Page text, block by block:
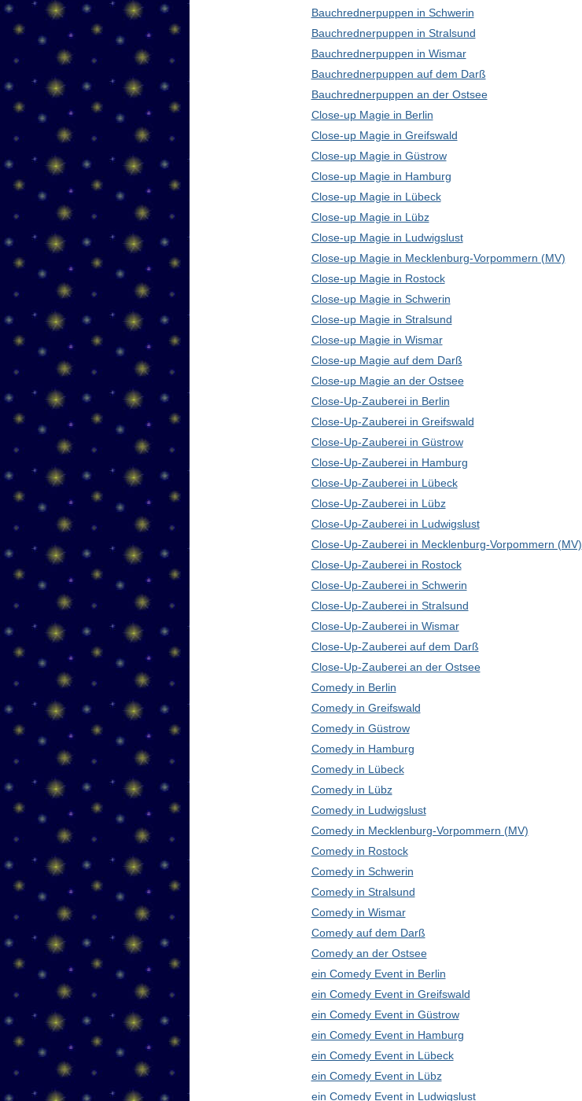
Bauchrednerpuppen in Schwerin
Bauchrednerpuppen in Stralsund
Bauchrednerpuppen in Wismar
Bauchrednerpuppen auf dem Darß
Bauchrednerpuppen an der Ostsee
Close-up Magie in Berlin
Close-up Magie in Greifswald
Close-up Magie in Güstrow
Close-up Magie in Hamburg
Close-up Magie in Lübeck
Close-up Magie in Lübz
Close-up Magie in Ludwigslust
Close-up Magie in Mecklenburg-Vorpommern (MV)
Close-up Magie in Rostock
Close-up Magie in Schwerin
Close-up Magie in Stralsund
Close-up Magie in Wismar
Close-up Magie auf dem Darß
Close-up Magie an der Ostsee
Close-Up-Zauberei in Berlin
Close-Up-Zauberei in Greifswald
Close-Up-Zauberei in Güstrow
Close-Up-Zauberei in Hamburg
Close-Up-Zauberei in Lübeck
Close-Up-Zauberei in Lübz
Close-Up-Zauberei in Ludwigslust
Close-Up-Zauberei in Mecklenburg-Vorpommern (MV)
Close-Up-Zauberei in Rostock
Close-Up-Zauberei in Schwerin
Close-Up-Zauberei in Stralsund
Close-Up-Zauberei in Wismar
Close-Up-Zauberei auf dem Darß
Close-Up-Zauberei an der Ostsee
Comedy in Berlin
Comedy in Greifswald
Comedy in Güstrow
Comedy in Hamburg
Comedy in Lübeck
Comedy in Lübz
Comedy in Ludwigslust
Comedy in Mecklenburg-Vorpommern (MV)
Comedy in Rostock
Comedy in Schwerin
Comedy in Stralsund
Comedy in Wismar
Comedy auf dem Darß
Comedy an der Ostsee
ein Comedy Event in Berlin
ein Comedy Event in Greifswald
ein Comedy Event in Güstrow
ein Comedy Event in Hamburg
ein Comedy Event in Lübeck
ein Comedy Event in Lübz
ein Comedy Event in Ludwigslust